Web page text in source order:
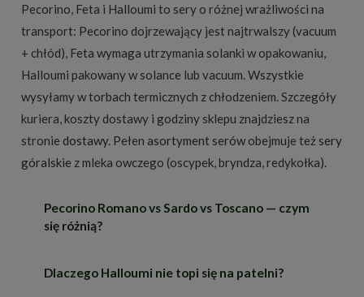
Pecorino, Feta i Halloumi to sery o różnej wrażliwości na
transport: Pecorino dojrzewający jest najtrwalszy (vacuum
+ chłód), Feta wymaga utrzymania solanki w opakowaniu,
Halloumi pakowany w solance lub vacuum. Wszystkie
wysyłamy w torbach termicznych z chłodzeniem. Szczegóły
kuriera, koszty dostawy i godziny sklepu znajdziesz na
stronie dostawy. Pełen asortyment serówobejmuje też sery
góralskie z mleka owczego (oscypek, bryndza, redykołka).
Pecorino Romano vs Sardo vs Toscano — czym
się różnią?
To trzy najpopularniejsze włoskie Pecorino z
Dlaczego Halloumi nie topi się na patelni?